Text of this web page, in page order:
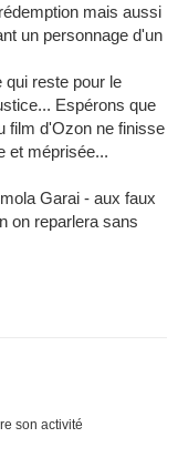
mais aussi
un personnage d'un
reste pour le
Espérons que
film d'Ozon ne finisse
et méprisée...
Garai - aux faux
on reparlera sans
son activité